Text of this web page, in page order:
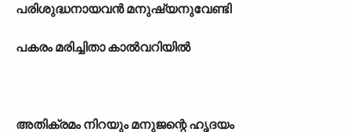
പരിശുദ്ധനായവൻ മനുഷ്യനുവേണ്ടി
പകരം മരിച്ചിതാ കാൽവറിയിൽ
അതിക്രമം നിറയും മനുജന്റെ ഹൃദയം